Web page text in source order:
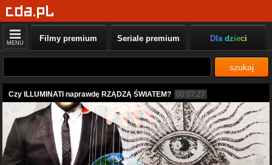
MENU Filmy premium Seriale premium Dla dzieci
szukaj
Czy ILLUMINATI naprawdę RZĄDZĄ ŚWIATEM? 00:07:27